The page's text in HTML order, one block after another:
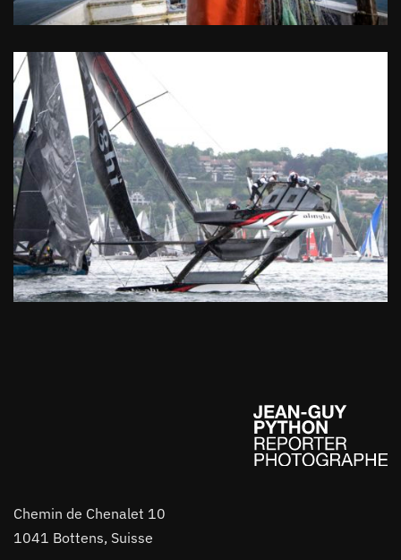
Chemin de Chenalet 10
1041 Bottens, Suisse